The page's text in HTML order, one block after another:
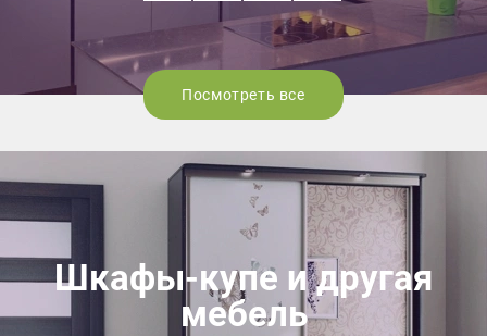
Посмотреть все
Шкафы-купе и другая
мебель